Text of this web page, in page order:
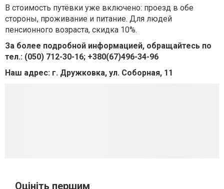
В стоимость путёвки уже включено: проезд в обе
стороны, проживание и питание. Для людей
пенсионного возраста, скидка 10%.
За более подробной информацией, обращайтесь по
тел.: (050) 712-30-16; +380(67)496-34-96
Наш адрес: г. Дружковка, ул. Соборная, 11
Оцініть першим